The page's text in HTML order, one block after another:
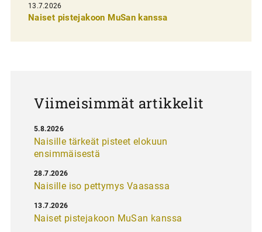
e
13.7.2026
Naiset pistejakoon MuSan kanssa
Viimeisimmät artikkelit
Naisille tärkeät pisteet elokuun
ensimmäisestä
5.8.2026
Naisille iso pettymys Vaasassa
28.7.2026
Naiset pistejakoon MuSan kanssa
13.7.2026